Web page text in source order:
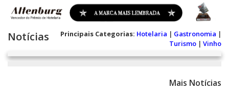
Notícias Principais Categorias: Hotelaria | Gastronomia |
Turismo | Vinho
Mais Notícias